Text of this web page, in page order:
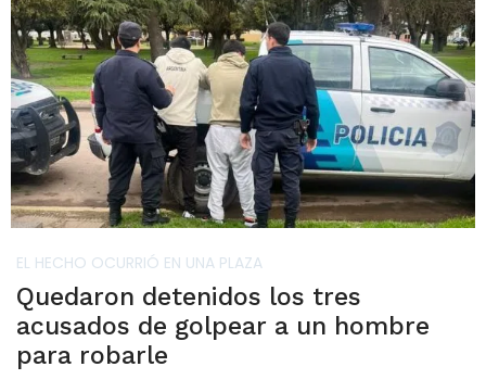
EL HECHO OCURRIÓ EN UNA PLAZA
Quedaron detenidos los tres
acusados de golpear a un hombre
para robarle